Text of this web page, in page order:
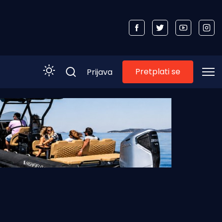
Prijava Pretplati se